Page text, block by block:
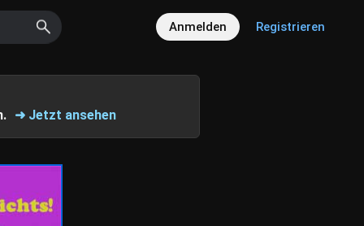
➜ Jetzt ansehen
Anmelden Registrieren